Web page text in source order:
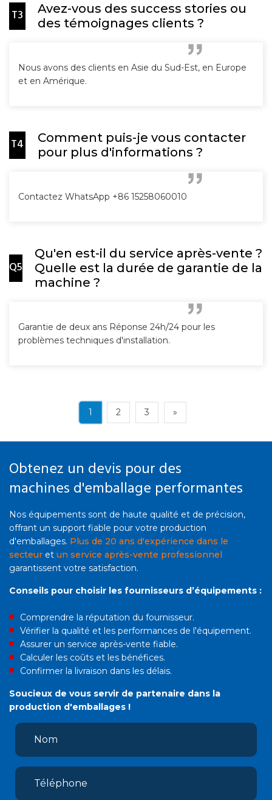
T3
Avez-vous des success stories ou
des témoignages clients ?
Nous avons des clients en Asie du Sud-Est, en Europe
et en Amérique.
T4
Comment puis-je vous contacter
pour plus d'informations ?
Contactez WhatsApp +86 15258060010
Q5
Qu'en est-il du service après-vente ?
Quelle est la durée de garantie de la
machine ?
Garantie de deux ans Réponse 24h/24 pour les
problèmes techniques d'installation.
1 2 3 »
Obtenez un devis pour des
machines d'emballage performantes
Nos équipements sont de haute qualité et de précision,
offrant un support fiable pour votre production
d'emballages. Plus de 20 ans d'expérience dans le
secteur et un service après-vente professionnel
garantissent votre satisfaction.
Conseils pour choisir les fournisseurs d’équipements :
Comprendre la réputation du fournisseur.
Vérifier la qualité et les performances de l'équipement.
Assurer un service après-vente fiable.
Calculer les coûts et les bénéfices.
Confirmer la livraison dans les délais.
Soucieux de vous servir de partenaire dans la
production d'emballages !